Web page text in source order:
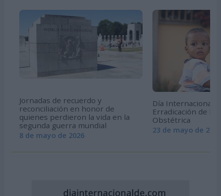
Jornadas de recuerdo y
reconciliación en honor de
quienes perdieron la vida en la
segunda guerra mundial
8 de mayo de 2026
Día Internacional
Erradicación de la
Obstétrica
23 de mayo de 2026